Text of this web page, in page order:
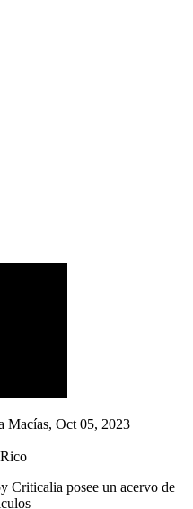
Macías, Oct 05, 2023
Criticalia posee un acervo de